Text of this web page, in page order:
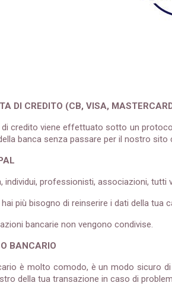
DI CREDITO (CB, VISA,
credito viene effettuato sotto un
banca senza passare per il nostro sito
individui, professionisti, associazioni, tutti
più bisogno di reinserire i dati della
bancarie non vengono condivise.
BANCARIO
è molto comodo, è un modo sicuro
della tua transazione in caso di